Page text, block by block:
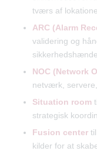
tværs af
ARC (Alarm
validering og
NOC (Network
netværk,
Situation room
strategisk
Fusion centertil
kilder for at